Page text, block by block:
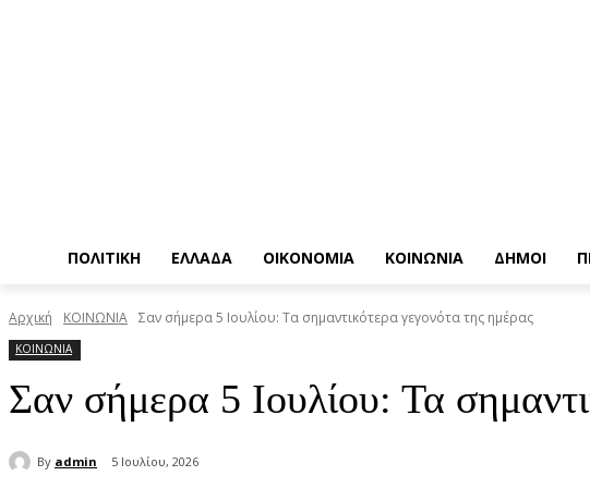
ΠΟΛΙΤΙΚΗ ΕΛΛΑΔΑ ΟΙΚΟΝΟΜΙΑ ΚΟΙΝΩΝΙΑ ΔΗΜΟΙ
Αρχική ΚΟΙΝΩΝΙΑ Σαν σήμερα 5 Ιουλίου: Τα σημαντικότερα γεγονότα της ημέρας
ΚΟΙΝΩΝΙΑ
Σαν σήμερα 5 Ιουλίου: Τα
By admin 5 Ιουλίου, 2026